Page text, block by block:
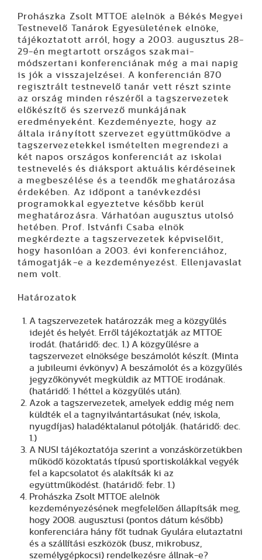
Prohászka Zsolt MTTOE alelnök a Békés Megyei
Testnevelő Tanárok Egyesületének elnöke,
tájékoztatott arról, hogy a 2003. augusztus 28-
29-én megtartott országos szakmai-
módszertani konferenciának még a mai napig
is jók a visszajelzései. A konferencián 870
regisztrált testnevelő tanár vett részt szinte
az ország minden részéről a tagszervezetek
előkészítő és szervező munkájának
eredményeként. Kezdeményezte, hogy az
általa irányított szervezet együttműködve a
tagszervezetekkel ismételten megrendezi a
két napos országos konferenciát az iskolai
testnevelés és diáksport aktuális kérdéseinek
a megbeszélése és a teendők meghatározása
érdekében. Az időpont a tanévkezdési
programokkal egyeztetve később kerül
meghatározásra. Várhatóan augusztus utolsó
hetében. Prof. Istvánfi Csaba elnök
megkérdezte a tagszervezetek képviselőit,
hogy hasonlóan a 2003. évi konferenciához,
támogatják-e a kezdeményezést. Ellenjavaslat
nem volt.
Határozatok
A tagszervezetek határozzák meg a közgyűlés
idejét és helyét. Erről tájékoztatják az MTTOE
irodát. (határidő: dec. 1.) A közgyűlésre a
tagszervezet elnöksége beszámolót készít. (Minta
a jubileumi évkönyv) A beszámolót és a közgyűlés
jegyzőkönyvét megküldik az MTTOE irodának.
(határidő: 1 héttel a közgyűlés után).
Azok a tagszervezetek, amelyek eddig még nem
küldték el a tagnyilvántartásukat (név, iskola,
nyugdíjas) haladéktalanul pótolják. (határidő: dec.
1.)
A NUSI tájékoztatója szerint a vonzáskörzetükben
működő közoktatás típusú sportiskolákkal vegyék
fel a kapcsolatot és alakítsák ki az
együttműködést. (határidő: febr. 1.)
Prohászka Zsolt MTTOE alelnök
kezdeményezésének megfelelően állapítsák meg,
hogy 2008. augusztusi (pontos dátum később)
konferenciára hány főt tudnak Gyulára elutaztatni
és a szállítási eszközök (busz, mikrobusz,
személygépkocsi) rendelkezésre állnak-e?